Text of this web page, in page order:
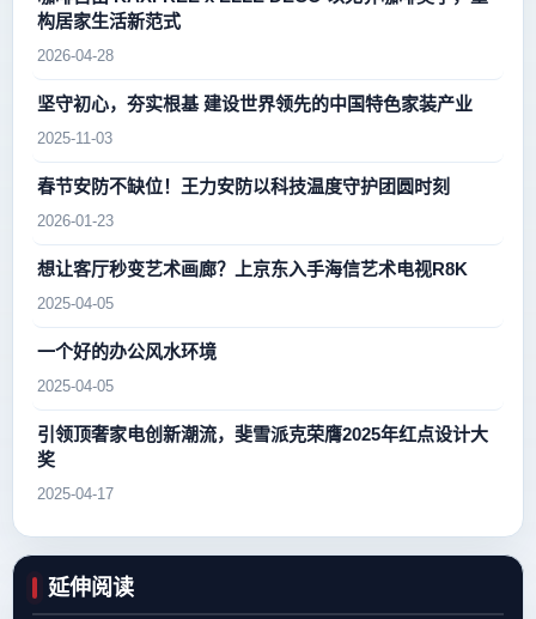
构居家生活新范式
2026-04-28
坚守初心，夯实根基 建设世界领先的中国特色家装产业
2025-11-03
春节安防不缺位！王力安防以科技温度守护团圆时刻
2026-01-23
想让客厅秒变艺术画廊？上京东入手海信艺术电视R8K
2025-04-05
一个好的办公风水环境
2025-04-05
引领顶奢家电创新潮流，斐雪派克荣膺2025年红点设计大
奖
2025-04-17
延伸阅读